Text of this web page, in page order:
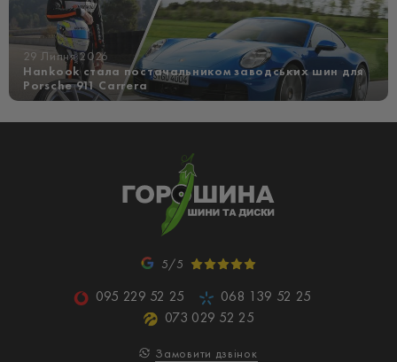
29 Липня 2026
Hankook стала постачальником заводських шин для
Porsche 911 Carrera
5/5
095 229 52 25
068 139 52 25
073 029 52 25
Замовити дзвінок